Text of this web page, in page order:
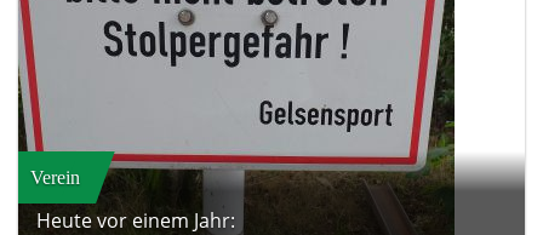
Verein
Heute vor einem Jahr: